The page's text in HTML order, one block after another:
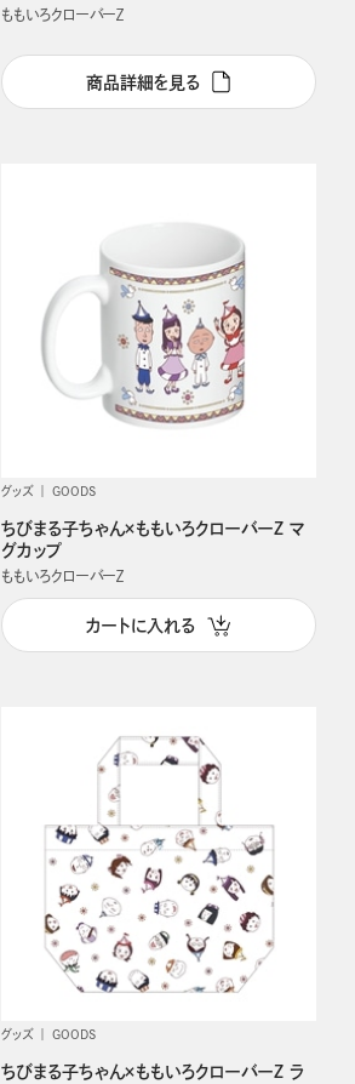
ももいろクローバーＺ
商品詳細を見る
グッズ GOODS
ちびまる子ちゃん×ももいろクローバーZ マ
グカップ
ももいろクローバーＺ
カートに入れる
グッズ GOODS
ちびまる子ちゃん×ももいろクローバーZ ラ